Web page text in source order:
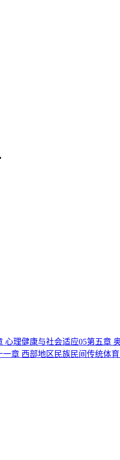
心理健康与社会适应05第五章
一章 西部地区民族民间传统体